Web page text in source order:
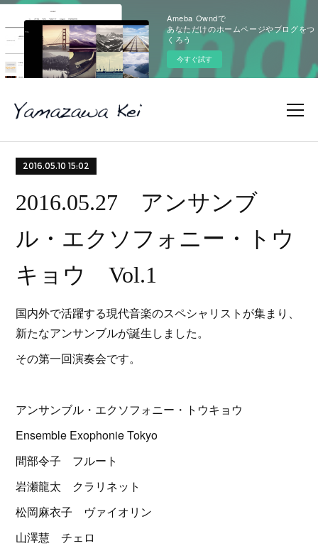
Ameba Owndで
あなただけのホームページやブログをつ
くろう
今すぐ試す
2016.05.10 15:02
2016.05.27 アンサンブ
ル・エクソフォニー・トウ
キョウ Vol.1
国内外で活躍する現代音楽のスペシャリストが集まり、
新たなアンサンブルが誕生しました。
その第一回演奏会です。
アンサンブル・エクソフォニー・トウキョウ
Ensemble Exophonie Tokyo
間部令子 フルート
岩瀬龍太 クラリネット
松岡麻衣子 ヴァイオリン
山澤慧 チェロ